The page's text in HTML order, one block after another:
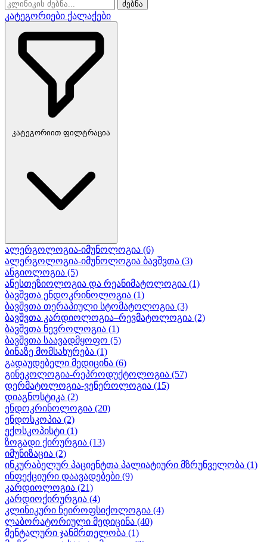
ძებნა
კატეგორიები ქალაქები
კატეგორიით ფილტრაცია
ალერგოლოგია-იმუნოლოგია (6)
ალერგოლოგია-იმუნოლოგია ბავშვთა (3)
ანგიოლოგია (5)
ანესთეზიოლოგია და რეანიმატოლოგია (1)
ბავშვთა ენდოკრინოლოგია (1)
ბავშვთა თერაპიული სტომატოლოგია (3)
ბავშვთა კარდიოლოგია–რევმატოლოგია (2)
ბავშვთა ნევროლოგია (1)
ბავშვთა საავადმყოფო (5)
ბინაზე მომსახურება (1)
გადაუდებელი მედიცინა (6)
გინეკოლოგია-რეპროდუქტოლოგია (57)
დერმატოლოგია-ვენეროლოგია (15)
დიაგნოსტიკა (2)
ენდოკრინოლოგია (20)
ენდოსკოპია (2)
ექოსკოპისტი (1)
ზოგადი ქირურგია (13)
იმუნიზაცია (2)
ინკურაბელურ პაციენტთა პალიატიური მზრუნველობა (1)
ინფექციური დაავადებები (9)
კარდიოლოგია (21)
კარდიოქირურგია (4)
კლინიკური ნეიროფსიქოლოგია (4)
ლაბორატორიული მედიცინა (40)
მენტალური ჯანმრთელობა (1)